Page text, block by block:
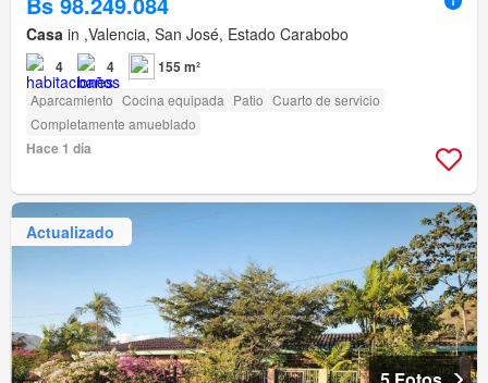
Casa in ,Valencia, San José, Estado Carabobo
4 4 155 m²
Aparcamiento Cocina equipada Patio Cuarto de servicio
Completamente amueblado
Hace 1 día
Actualizado